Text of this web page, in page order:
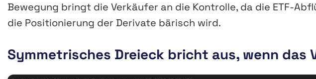
Bewegung bringt die Verkäufer an die Kontrolle, da die ETF-
die Positionierung der Derivate bärisch wird.
Symmetrisches Dreieck bricht aus, wenn das